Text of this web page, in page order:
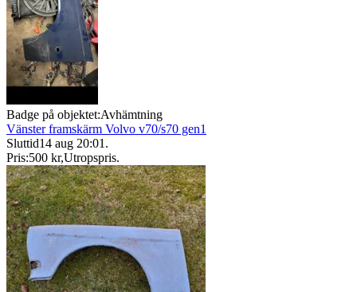
Badge på objektet:Avhämtning
Vänster framskärm Volvo v70/s70 gen1
Sluttid14 aug 20:01 .
Pris:500 kr,Utropspris.